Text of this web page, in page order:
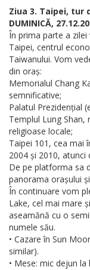
Ziua 3. Taipei, tur
DUMINICĂ,
În prima parte a
Taipei, centrul
Taiwanului. Vom
din oraș:
Memorialul Chang
semnificative;
Palatul Prezidențial
Templul Lung
religioase locale;
Taipei 101, cea mai
2004 și 2010,
De pe platforma sa
panorama orașului
În continuare vom
Lake, cel mai mare
aseamănă cu o
numele său.
• Cazare în Sun
similar).
• Mese: mic dejun